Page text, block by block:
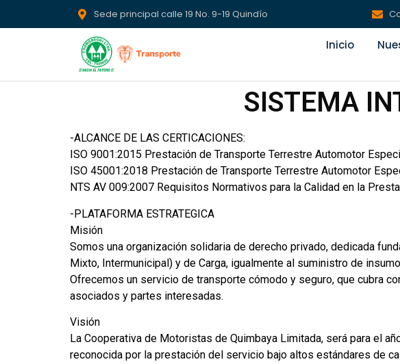
Sede principal calle 19 No. 9-19 Quindío
Inicio
SISTEMA
-ALCANCE DE LAS CERTICACIONES:
ISO 9001:2015 Prestación de Transporte Terrestre Automotor
ISO 45001:2018 Prestación de Transporte Terrestre Automotor
NTS AV 009:2007 Requisitos Normativos para la Calidad en la
-PLATAFORMA ESTRATEGICA
Misión
Somos una organización solidaria de derecho privado, dedicada
Mixto, Intermunicipal) y de Carga, igualmente al suministro de
Ofrecemos un servicio de transporte cómodo y seguro, que cubra
asociados y partes interesadas.
Visión
La Cooperativa de Motoristas de Quimbaya Limitada, será para el
reconocida por la prestación del servicio bajo altos estándares de